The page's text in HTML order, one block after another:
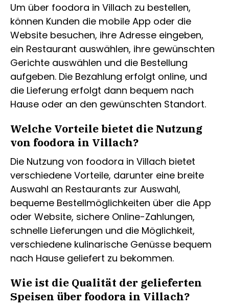
Um über foodora in Villach zu bestellen,
können Kunden die mobile App oder die
Website besuchen, ihre Adresse eingeben,
ein Restaurant auswählen, ihre gewünschten
Gerichte auswählen und die Bestellung
aufgeben. Die Bezahlung erfolgt online, und
die Lieferung erfolgt dann bequem nach
Hause oder an den gewünschten Standort.
Welche Vorteile bietet die Nutzung
von foodora in Villach?
Die Nutzung von foodora in Villach bietet
verschiedene Vorteile, darunter eine breite
Auswahl an Restaurants zur Auswahl,
bequeme Bestellmöglichkeiten über die App
oder Website, sichere Online-Zahlungen,
schnelle Lieferungen und die Möglichkeit,
verschiedene kulinarische Genüsse bequem
nach Hause geliefert zu bekommen.
Wie ist die Qualität der gelieferten
Speisen über foodora in Villach?